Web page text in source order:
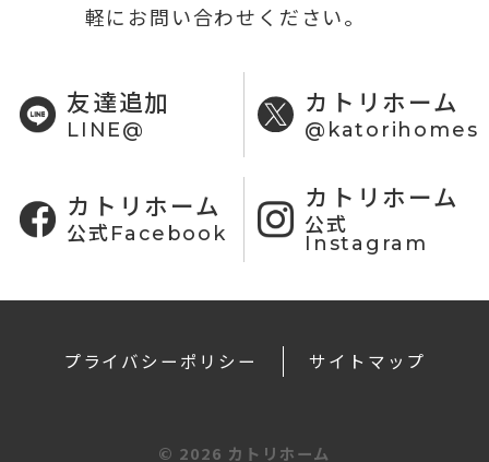
軽にお問い合わせください。
友達追加
LINE@
カトリホーム
@katorihomes
カトリホーム
公式Facebook
カトリホーム
公式
Instagram
プライバシーポリシー サイトマップ
© 2026 カトリホーム